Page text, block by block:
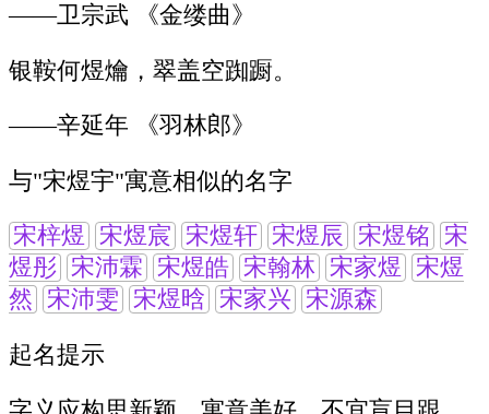
——卫宗武 《金缕曲》
银鞍何煜爚，翠盖空踟蹰。
——辛延年 《羽林郎》
与"宋煜宇"寓意相似的名字
宋梓煜 宋煜宸 宋煜轩 宋煜辰 宋煜铭 宋
煜彤 宋沛霖 宋煜皓 宋翰林 宋家煜 宋煜
然 宋沛雯 宋煜晗 宋家兴 宋源森
起名提示